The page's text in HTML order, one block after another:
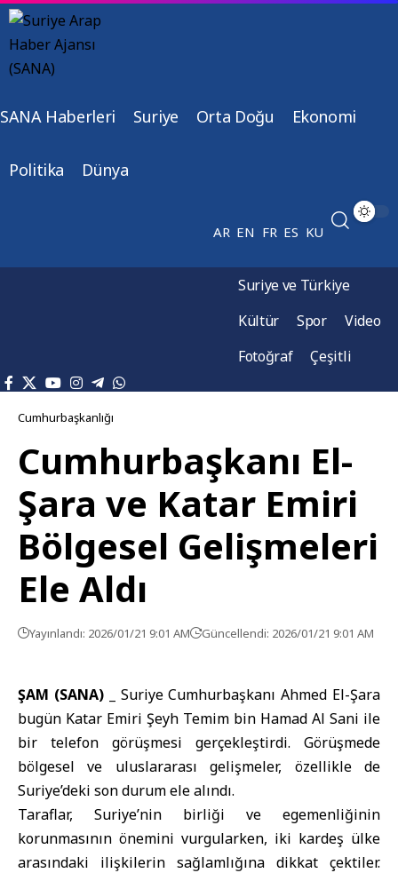
SANA Haberleri Suriye Orta Doğu Ekonomi
Politika Dünya
AR EN FR ES KU
Suriye ve Türkiye
Kültür
Spor
Video
Fotoğraf
Çeşitli
Cumhurbaşkanlığı
Cumhurbaşkanı El-
Şara ve Katar Emiri
Bölgesel Gelişmeleri
Ele Aldı
Yayınlandı: 2026/01/21 9:01 AM Güncellendi: 2026/01/21 9:01 AM
ŞAM (SANA) _ Suriye CumhurbaşkanıAhmed El-Şara
bugün Katar Emiri Şeyh Temim bin Hamad Al Sani ile
bir telefon görüşmesi gerçekleştirdi. Görüşmede
bölgesel ve uluslararası gelişmeler, özellikle de
Suriye’deki son durum ele alındı.
Taraflar, Suriye’nin birliği ve egemenliğinin
korunmasının önemini vurgularken, iki kardeş ülke
arasındaki ilişkilerin sağlamlığına dikkat çektiler.